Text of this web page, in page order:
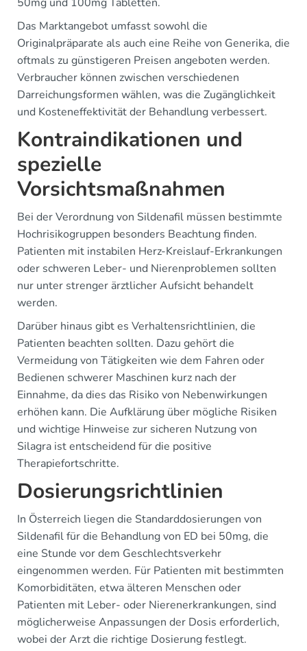
Das Marktangebot umfasst sowohl die
Originalpräparate als auch eine Reihe von Generika, die
oftmals zu günstigeren Preisen angeboten werden.
Verbraucher können zwischen verschiedenen
Darreichungsformen wählen, was die Zugänglichkeit
und Kosteneffektivität der Behandlung verbessert.
Kontraindikationen und
spezielle
Vorsichtsmaßnahmen
Bei der Verordnung von Sildenafil müssen bestimmte
Hochrisikogruppen besonders Beachtung finden.
Patienten mit instabilen Herz-Kreislauf-Erkrankungen
oder schweren Leber- und Nierenproblemen sollten
nur unter strenger ärztlicher Aufsicht behandelt
werden.
Darüber hinaus gibt es Verhaltensrichtlinien, die
Patienten beachten sollten. Dazu gehört die
Vermeidung von Tätigkeiten wie dem Fahren oder
Bedienen schwerer Maschinen kurz nach der
Einnahme, da dies das Risiko von Nebenwirkungen
erhöhen kann. Die Aufklärung über mögliche Risiken
und wichtige Hinweise zur sicheren Nutzung von
Silagra ist entscheidend für die positive
Therapiefortschritte.
Dosierungsrichtlinien
In Österreich liegen die Standarddosierungen von
Sildenafil für die Behandlung von ED bei 50mg, die
eine Stunde vor dem Geschlechtsverkehr
eingenommen werden. Für Patienten mit bestimmten
Komorbiditäten, etwa älteren Menschen oder
Patienten mit Leber- oder Nierenerkrankungen, sind
möglicherweise Anpassungen der Dosis erforderlich,
wobei der Arzt die richtige Dosierung festlegt.